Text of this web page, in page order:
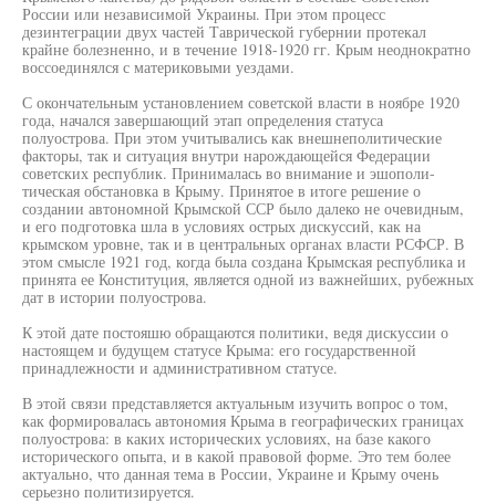
России или независимой Украины. При этом процесс
дезинтеграции двух частей Таврической губернии протекал
крайне болезненно, и в течение 1918-1920 гг. Крым неоднократно
воссоединялся с материковыми уездами.
С окончательным установлением советской власти в ноябре 1920
года, начался завершающий этап определения статуса
полуострова. При этом учитывались как внешнеполитические
факторы, так и ситуация внутри нарождающейся Федерации
советских республик. Принималась во внимание и эшополи-
тическая обстановка в Крыму. Принятое в итоге решение о
создании автономной Крымской ССР было далеко не очевидным,
и его подготовка шла в условиях острых дискуссий, как на
крымском уровне, так и в центральных органах власти РСФСР. В
этом смысле 1921 год, когда была создана Крымская республика и
принята ее Конституция, является одной из важнейших, рубежных
дат в истории полуострова.
К этой дате постояшю обращаются политики, ведя дискуссии о
настоящем и будущем статусе Крыма: его государственной
принадлежности и административном статусе.
В этой связи представляется актуальным изучить вопрос о том,
как формировалась автономия Крыма в географических границах
полуострова: в каких исторических условиях, на базе какого
исторического опыта, и в какой правовой форме. Это тем более
актуально, что данная тема в России, Украине и Крыму очень
серьезно политизируется.